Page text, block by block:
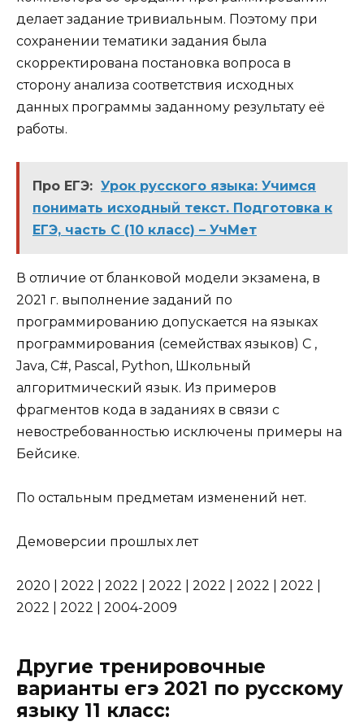
делает задание тривиальным. Поэтому при
сохранении тематики задания была
скорректирована постановка вопроса в
сторону анализа соответствия исходных
данных программы заданному результату её
работы.
Про ЕГЭ: Урок русского языка: Учимся
понимать исходный текст. Подготовка к
ЕГЭ, часть С (10 класс) – УчМет
В отличие от бланковой модели экзамена, в
2021 г. выполнение заданий по
программированию допускается на языках
программирования (семействах языков) С ,
Java, C#, Pascal, Python, Школьный
алгоритмический язык. Из примеров
фрагментов кода в заданиях в связи с
невостребованностью исключены примеры на
Бейсике.
По остальным предметам изменений нет.
Демоверсии прошлых лет
2020 2022 2022 2022 2022 2022 2022
2022
2022 2004-2009
Другие тренировочные
варианты егэ 2021 по русскому
языку 11 класс: